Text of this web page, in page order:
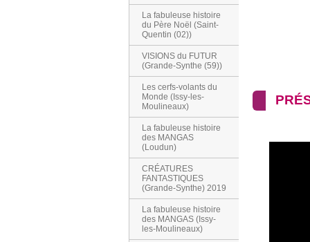
La fabuleuse histoire
du Père Noël (Saint-
Quentin (02))
VISIONS du FUTUR
(Grande-Synthe (59))
Les cerfs-volants du
Monde (Issy-les-
Moulineaux)
La fabuleuse histoire
des MANGAS
(Loudun)
CRÉATURES
FANTASTIQUES
(Grande-Synthe) 2019
La fabuleuse histoire
des MANGAS (Issy-
les-Moulineaux)